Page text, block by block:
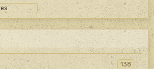
138